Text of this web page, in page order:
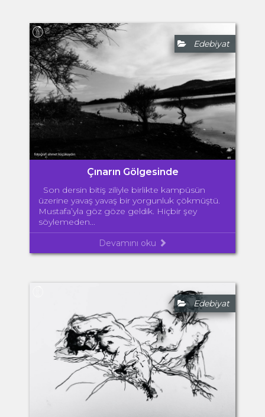
Edebiyat
Çınarın Gölgesinde
Son dersin bitiş ziliyle birlikte kampüsün
üzerine yavaş yavaş bir yorgunluk çökmüştü.
Mustafa’yla göz göze geldik. Hiçbir şey
söylemeden...
Devamını oku
Edebiyat